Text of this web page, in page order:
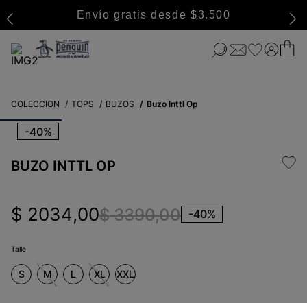
Envío gratis desde $3.500
COLECCION TOPS BUZOS Buzo Inttl Op
-40%
BUZO INTTL OP
$ 2034,00$ 3390,00 -40%
Talle
S M L XL XXL